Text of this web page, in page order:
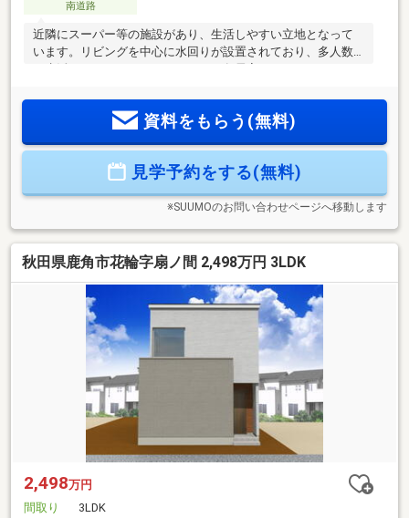
南道路
近隣にスーパー等の施設があり、生活しやすい立地となって
います。リビングを中心に水回りが設置されており、多人数
の生活もしやすくなっております。各居室にはクローゼット
資料をもらう(無料)
見学予約をする(無料)
※SUUMOのお問い合わせページへ移動します
秋田県鹿角市花輪字扇ノ間 2,498万円 3LDK
2,498万円
間取り
3LDK